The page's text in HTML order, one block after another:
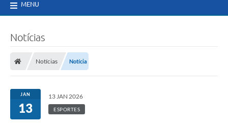
MENU
Notícias
Notícias Notícia
JAN
13
13 JAN 2026
ESPORTES